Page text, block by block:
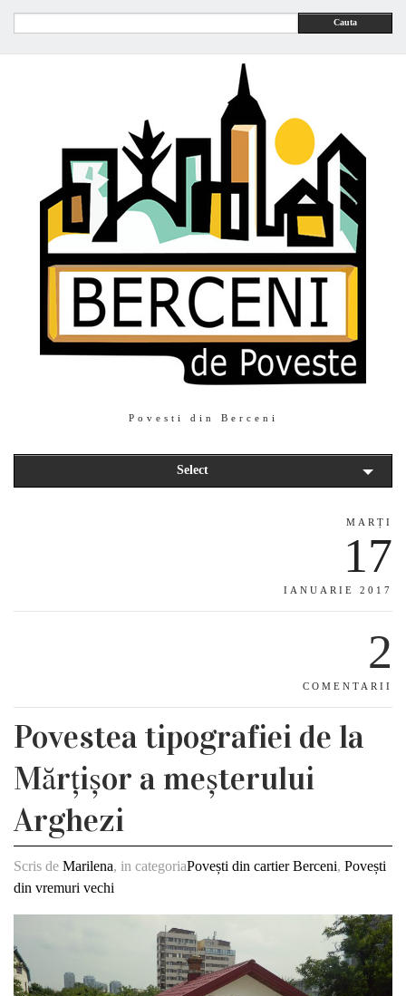
Cauta
Povesti din Berceni
Select
MARȚI
17
IANUARIE 2017
2
COMENTARII
Povestea tipografiei de la
Mărțișor a meșterului
Arghezi
Scris de Marilena, in categoriaPovești din cartier Berceni, Povești
din vremuri vechi